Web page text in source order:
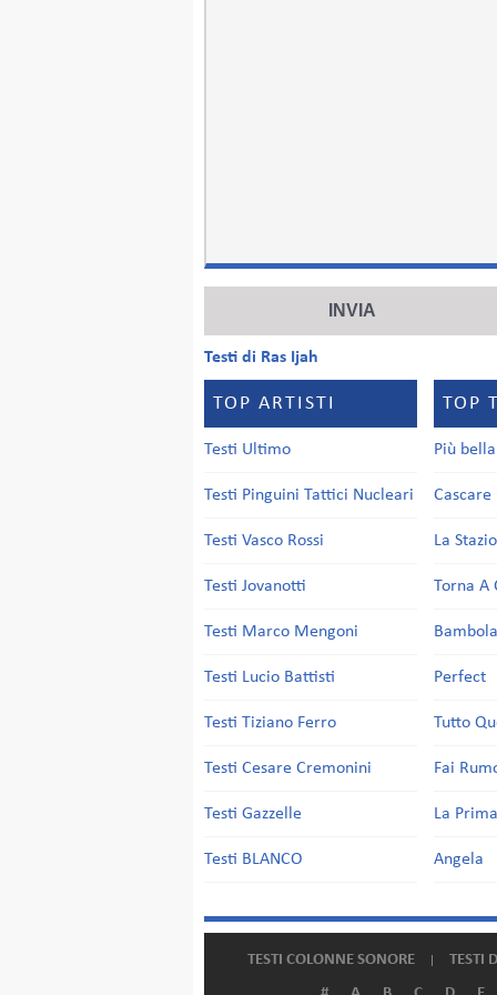
Testi di Ras Ijah
TOP ARTISTI
Testi Ultimo
Testi Pinguini Tattici Nucleari
Testi Vasco Rossi
Testi Jovanotti
Testi Marco Mengoni
Testi Lucio Battisti
Testi Tiziano Ferro
Testi Cesare Cremonini
Testi Gazzelle
Testi BLANCO
TOP
Più
Cascare
La
Torna A
Bambola
Perfect
Tutto
Fai
La
Angela
TESTI COLONNE SONORE TESTI